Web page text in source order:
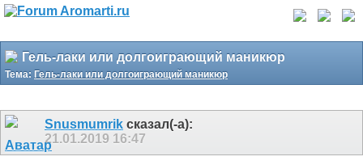
Гель-лаки или долгоиграющий маникюр
Тема: Гель-лаки или долгоиграющий маникюр
Snusmumrik сказал(-а):
21.01.2019 16:47